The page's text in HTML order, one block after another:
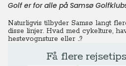
Golf er for alle på Samsø
Naturligvis tilbyder Samsø langt
disse linjer. Hvad med cykelture,
hestevognsture eller ..?
Få flere